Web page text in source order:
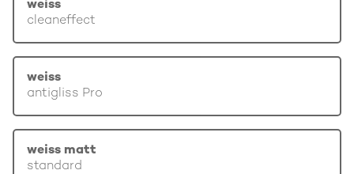
weiss
cleaneffect
weiss
antigliss Pro
weiss matt
standard